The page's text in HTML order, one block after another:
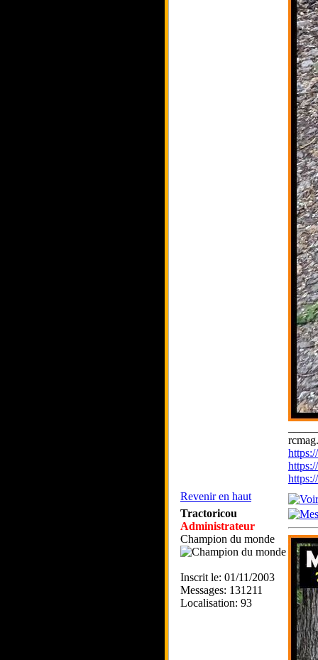
Revenir en haut
Tractoricou
Administrateur
Champion du monde
Inscrit le: 01/11/2003
Messages: 131211
Localisation: 93